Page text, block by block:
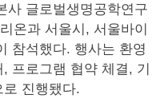
사 글로벌생명공학연구
온과 서울시, 서울바이
참석했다. 행사는 환영
프로그램 협약 체결, 기
진행됐다.